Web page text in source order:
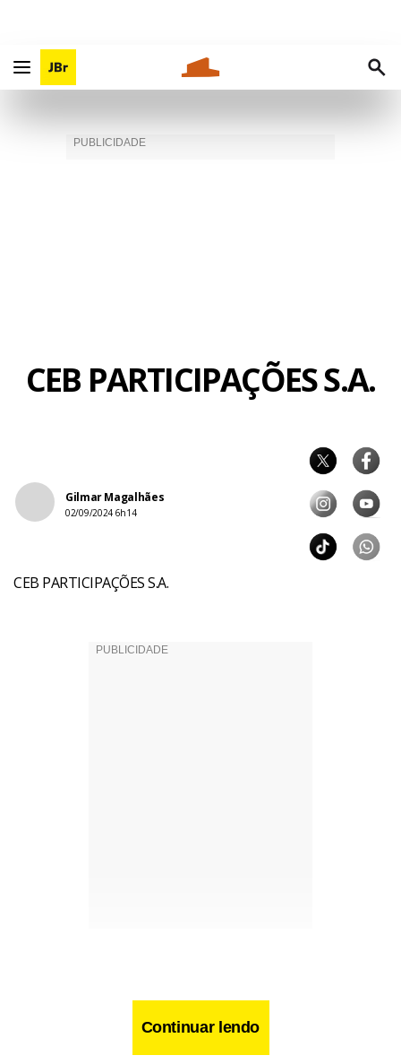
CEB PARTICIPAÇÕES S.A.
Gilmar Magalhães
02/09/2024 6h14
CEB PARTICIPAÇÕES S.A.
Continuar lendo